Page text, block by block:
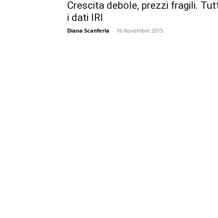
Crescita debole, prezzi fragili.
i dati IRI
Diana Scanferla - 16 Novembre 2015